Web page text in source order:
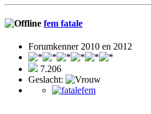
fem fatale
Forumkenner 2010 en 2012
7.206
Geslacht: